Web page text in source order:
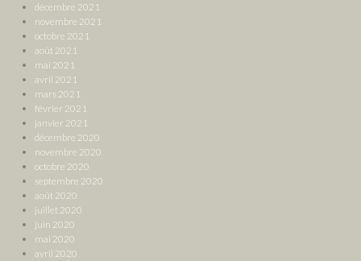
décembre 2021
novembre 2021
octobre 2021
août 2021
mai 2021
avril 2021
mars 2021
février 2021
janvier 2021
décembre 2020
novembre 2020
octobre 2020
septembre 2020
août 2020
juillet 2020
juin 2020
mai 2020
avril 2020